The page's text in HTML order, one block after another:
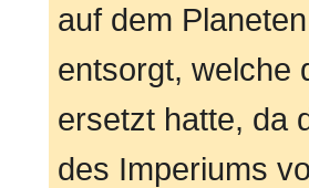
auf dem
entsorgt, welche
ersetzt hatte, da
des Imperiums